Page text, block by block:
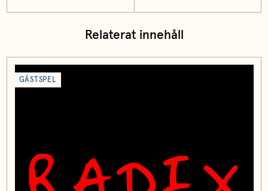
Relaterat innehåll
GÄSTSPEL